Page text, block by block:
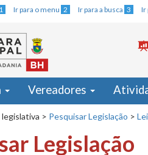
1 Ir para o menu 2 Ir para a busca 3 Ir
Vereadores
> Pesquisar Legislação > Lei
Legislação